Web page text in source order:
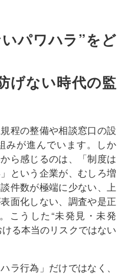
パワハラ”をど
げない時代の監
程の整備や相談窓口の設
みが進んでいます。しか
ら感じるのは、「制度は
という企業が、むしろ増
件数が極端に少ない、上
面化しない、調査や是正
こうした“未発見・未発
る本当のリスクではない
ラ行為」だけではなく、